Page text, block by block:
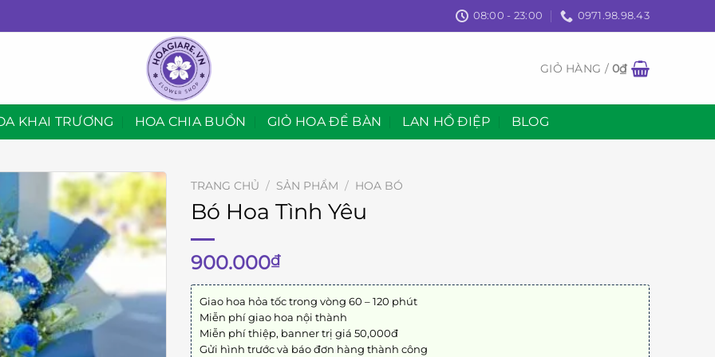
08:00 - 23:00 0971.98.98.43
GIỎ HÀNG /0₫
KHAI TRƯƠNG HOA CHIA BUỒN GIỎ HOA ĐỂ BÀN LAN HỒ ĐIỆP BLOG
TRANG CHỦ / SẢN PHẨM / HOA BÓ
Bó Hoa Tình Yêu
900.000₫
Giao hoa hỏa tốc trong vòng 60 – 120 phút
Miễn phí giao hoa nội thành
Miễn phí thiệp, banner trị giá 50,000đ
Gửi hình trước và báo đơn hàng thành công